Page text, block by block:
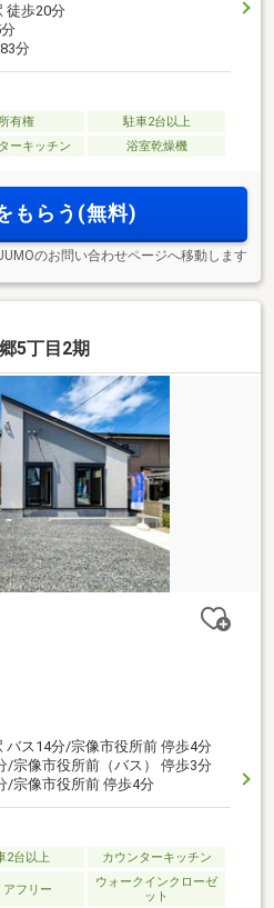
徒歩20分
分
所有権
駐車2台以上
ーキッチン 浴室乾燥機
もらう(無料)
のお問い合わせページへ移動します
5丁目2期
バス14分/宗像市役所前 停歩4分
/宗像市役所前（バス） 停歩3分
/宗像市役所前 停歩4分
2台以上 カウンターキッチン
アフリー
ウォークインクローゼ
ット